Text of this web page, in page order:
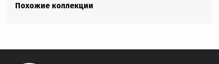
Похожие коллекции